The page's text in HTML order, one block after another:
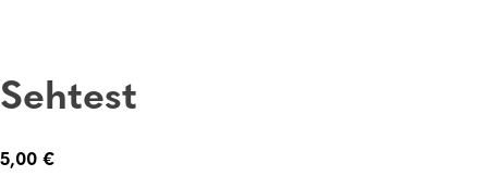
Sehtest
5,00 €